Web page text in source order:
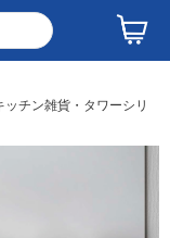
チン雑貨・タワーシリ